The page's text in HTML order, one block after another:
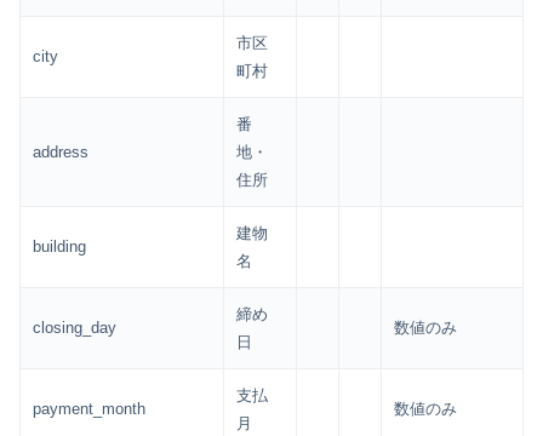
city
市区
町村
address
番
地・
住所
building
建物
名
closing_day
締め
日
数値のみ
payment_month
支払
月
数値のみ